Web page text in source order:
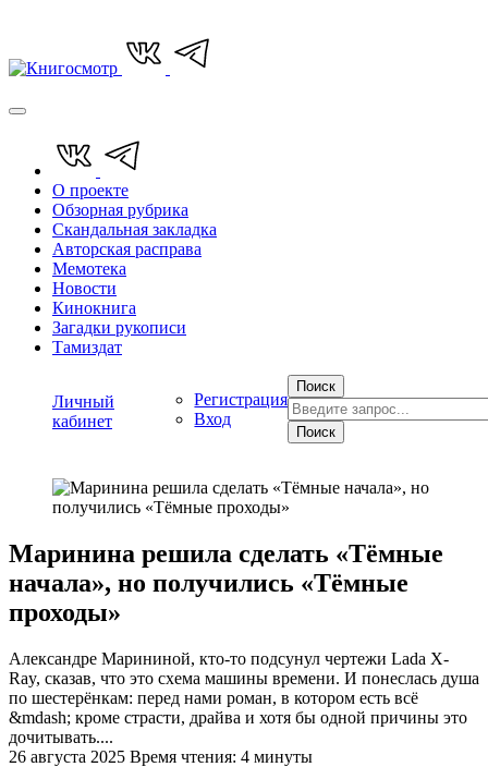
О проекте
Обзорная рубрика
Скандальная закладка
Авторская расправа
Мемотека
Новости
Кинокнига
Загадки рукописи
Тамиздат
Личный
кабинет
Регистрация
Вход
Поиск
Поиск
Маринина решила сделать «Тёмные
начала», но получились «Тёмные
проходы»
Александре Марининой, кто-то подсунул чертежи Lada X-
Ray, сказав, что это схема машины времени. И понеслась душа
по шестерёнкам: перед нами роман, в котором есть всё
&mdash; кроме страсти, драйва и хотя бы одной причины это
дочитывать....
26 августа 2025 Время чтения: 4 минуты